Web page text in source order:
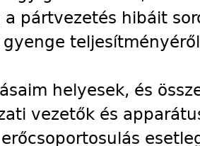
pártvezetés hibáit
gyenge
helyesek, és
vezetők és